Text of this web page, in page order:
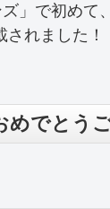
」で初めて
れました！
めでとう